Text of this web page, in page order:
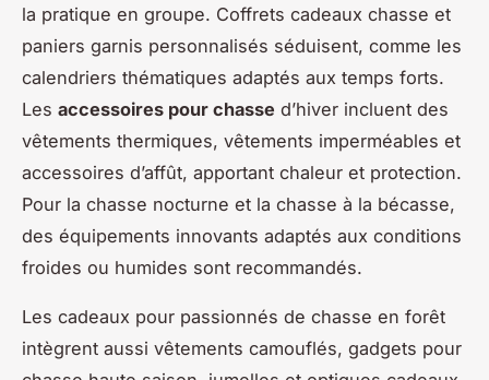
la pratique en groupe. Coffrets cadeaux chasse et
paniers garnis personnalisés séduisent, comme les
calendriers thématiques adaptés aux temps forts.
Les accessoires pour chasse d’hiver incluent des
vêtements thermiques, vêtements imperméables et
accessoires d’affût, apportant chaleur et protection.
Pour la chasse nocturne et la chasse à la bécasse,
des équipements innovants adaptés aux conditions
froides ou humides sont recommandés.
Les cadeaux pour passionnés de chasse en forêt
intègrent aussi vêtements camouflés, gadgets pour